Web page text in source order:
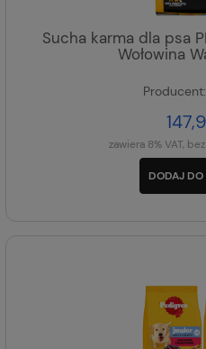
Sucha karma dla psa
Wołowina
Producent:
zawiera 8% VAT,
DODAJ